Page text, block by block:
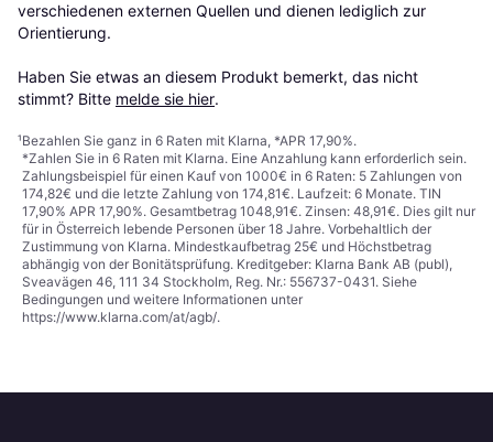
verschiedenen externen Quellen und dienen lediglich zur
Orientierung.
Haben Sie etwas an diesem Produkt bemerkt, das nicht
stimmt? Bitte melde sie hier.
¹Bezahlen Sie ganz in 6 Raten mit Klarna, *APR 17,90%.
*Zahlen Sie in 6 Raten mit Klarna. Eine Anzahlung kann erforderlich sein.
Zahlungsbeispiel für einen Kauf von 1000€ in 6 Raten: 5 Zahlungen von
174,82€ und die letzte Zahlung von 174,81€. Laufzeit: 6 Monate. TIN
17,90% APR 17,90%. Gesamtbetrag 1048,91€. Zinsen: 48,91€. Dies gilt nur
für in Österreich lebende Personen über 18 Jahre. Vorbehaltlich der
Zustimmung von Klarna. Mindestkaufbetrag 25€ und Höchstbetrag
abhängig von der Bonitätsprüfung. Kreditgeber: Klarna Bank AB (publ),
Sveavägen 46, 111 34 Stockholm, Reg. Nr.: 556737-0431. Siehe
Bedingungen und weitere Informationen unter
https://www.klarna.com/at/agb/.